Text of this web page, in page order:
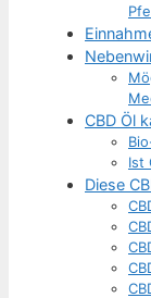
CBD Öl
Ist
Diese